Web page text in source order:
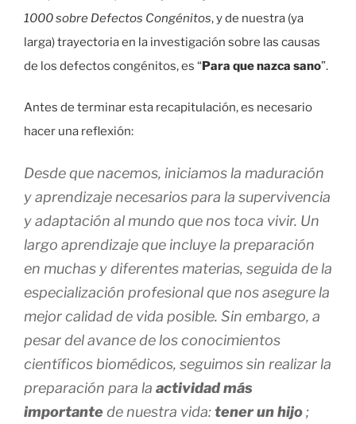
1000 sobre Defectos Congénitos, y de nuestra (ya
larga) trayectoria en la investigación sobre las causas
de los defectos congénitos, es “Para que nazca sano”.
Antes de terminar esta recapitulación, es necesario
hacer una reflexión:
Desde que nacemos, iniciamos la maduración
y aprendizaje necesarios para la supervivencia
y adaptación al mundo que nos toca vivir. Un
largo aprendizaje que incluye la preparación
en muchas y diferentes materias, seguida de la
especialización profesional que nos asegure la
mejor calidad de vida posible. Sin embargo, a
pesar del avance de los conocimientos
científicos biomédicos, seguimos sin realizar la
preparación para la actividad más
importantede nuestra vida: tener un hijo;